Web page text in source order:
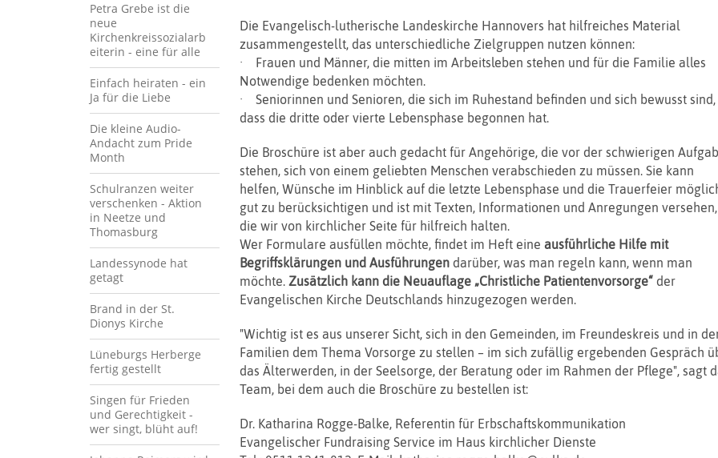
Petra Grebe ist die
neue
Kirchenkreissozialarb
eiterin - eine für alle
Einfach heiraten - ein
Ja für die Liebe
Die kleine Audio-
Andacht zum Pride
Month
Schulranzen weiter
verschenken - Aktion
in Neetze und
Thomasburg
Landessynode hat
getagt
Brand in der St.
Dionys Kirche
Lüneburgs Herberge
fertig gestellt
Singen für Frieden
und Gerechtigkeit -
wer singt, blüht auf!
Die Evangelisch-lutherische Landeskirche Hannovers hat hilfreiches Material
zusammengestellt, das unterschiedliche Zielgruppen nutzen können:
· Frauen und Männer, die mitten im Arbeitsleben stehen und für die Familie alles
Notwendige bedenken möchten.
· Seniorinnen und Senioren, die sich im Ruhestand befinden und sich bewusst sind,
dass die dritte oder vierte Lebensphase begonnen hat.
Die Broschüre ist aber auch gedacht für Angehörige, die vor der schwierigen
stehen, sich von einem geliebten Menschen verabschieden zu müssen. Sie kann
helfen, Wünsche im Hinblick auf die letzte Lebensphase und die Trauerfeier
gut zu berücksichtigen und ist mit Texten, Informationen und Anregungen versehen,
die wir von kirchlicher Seite für hilfreich halten.
Wer Formulare ausfüllen möchte, findet im Heft eine ausführliche Hilfe mit
Begriffsklärungen und Ausführungendarüber, was man regeln kann, wenn man
möchte. Zusätzlich kann die Neuauflage „Christliche Patientenvorsorge“ der
Evangelischen Kirche Deutschlands hinzugezogen werden.
"Wichtig ist es aus unserer Sicht, sich in den Gemeinden, im Freundeskreis und in
Familien dem Thema Vorsorge zu stellen – im sich zufällig ergebenden Gespräch
das Älterwerden, in der Seelsorge, der Beratung oder im Rahmen der Pflege", sagt
Team, bei dem auch die Broschüre zu bestellen ist:
Dr. Katharina Rogge-Balke, Referentin für Erbschaftskommunikation
Evangelischer Fundraising Service im Haus kirchlicher Dienste